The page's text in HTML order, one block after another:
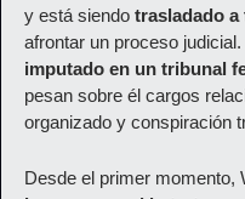
y está siendo trasladado
afrontar un proceso
imputado en un tribunal
pesan sobre él cargos
organizado y conspiración
Desde el primer momento,